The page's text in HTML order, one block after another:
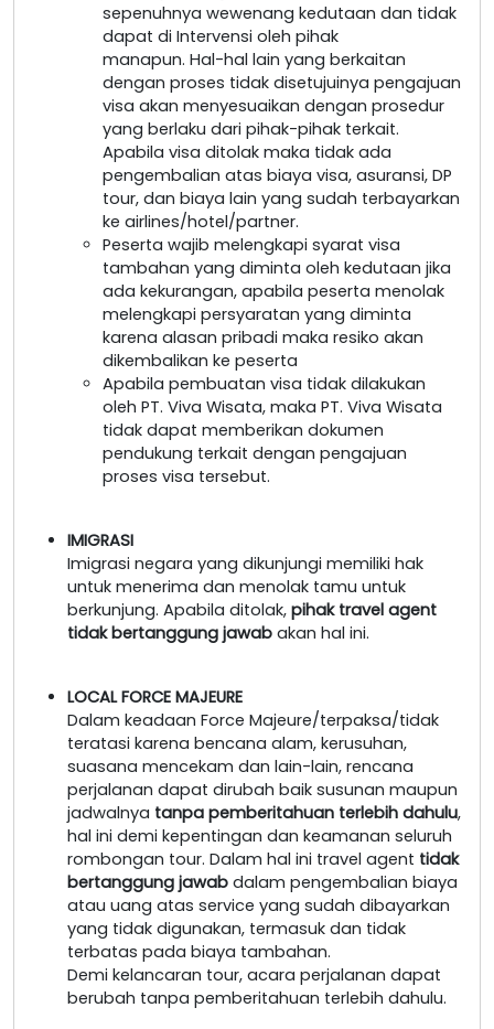
sepenuhnya wewenang kedutaan dan tidak
dapat di Intervensi oleh pihak
manapun. Hal-hal lain yang berkaitan
dengan proses tidak disetujuinya pengajuan
visa akan menyesuaikan dengan prosedur
yang berlaku dari pihak-pihak terkait.
Apabila visa ditolak maka tidak ada
pengembalian atas biaya visa, asuransi, DP
tour, dan biaya lain yang sudah terbayarkan
ke airlines/hotel/partner.
Peserta wajib melengkapi syarat visa
tambahan yang diminta oleh kedutaan jika
ada kekurangan, apabila peserta menolak
melengkapi persyaratan yang diminta
karena alasan pribadi maka resiko akan
dikembalikan ke peserta
Apabila pembuatan visa tidak dilakukan
oleh PT. Viva Wisata, maka PT. Viva Wisata
tidak dapat memberikan dokumen
pendukung terkait dengan pengajuan
proses visa tersebut.
IMIGRASI
Imigrasi negara yang dikunjungi memiliki hak
untuk menerima dan menolak tamu untuk
berkunjung. Apabila ditolak, pihak travel agent
tidak bertanggung jawab akan hal ini.
LOCAL FORCE MAJEURE
Dalam keadaan Force Majeure/terpaksa/tidak
teratasi karena bencana alam, kerusuhan,
suasana mencekam dan lain-lain, rencana
perjalanan dapat dirubah baik susunan maupun
jadwalnya tanpa pemberitahuan terlebih dahulu,
hal ini demi kepentingan dan keamanan seluruh
rombongan tour. Dalam hal ini travel agent tidak
bertanggung jawab dalam pengembalian biaya
atau uang atas service yang sudah dibayarkan
yang tidak digunakan, termasuk dan tidak
terbatas pada biaya tambahan.
Demi kelancaran tour, acara perjalanan dapat
berubah tanpa pemberitahuan terlebih dahulu.